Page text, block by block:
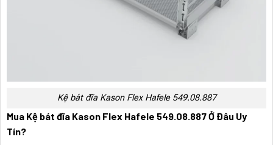
Kệ bát đĩa Kason Flex Hafele 549.08.887
Mua Kệ bát đĩa Kason Flex Hafele 549.08.887 Ở Đâu Uy
Tín?